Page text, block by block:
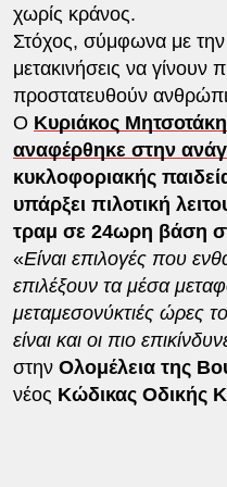
χωρίς κράνος.
Στόχος, σύμφωνα με την
μετακινήσεις να γίνουν
προστατευθούν
Ο Κυριάκος
αναφέρθηκε στην
κυκλοφοριακής
υπάρξει πιλοτική
τραμ σε 24ωρη βάση
«Είναι επιλογές που
επιλέξουν τα μέσα
μεταμεσονύκτιές ώρες
είναι και οι πιο
στην Ολομέλεια της
νέος Κώδικας Οδικής